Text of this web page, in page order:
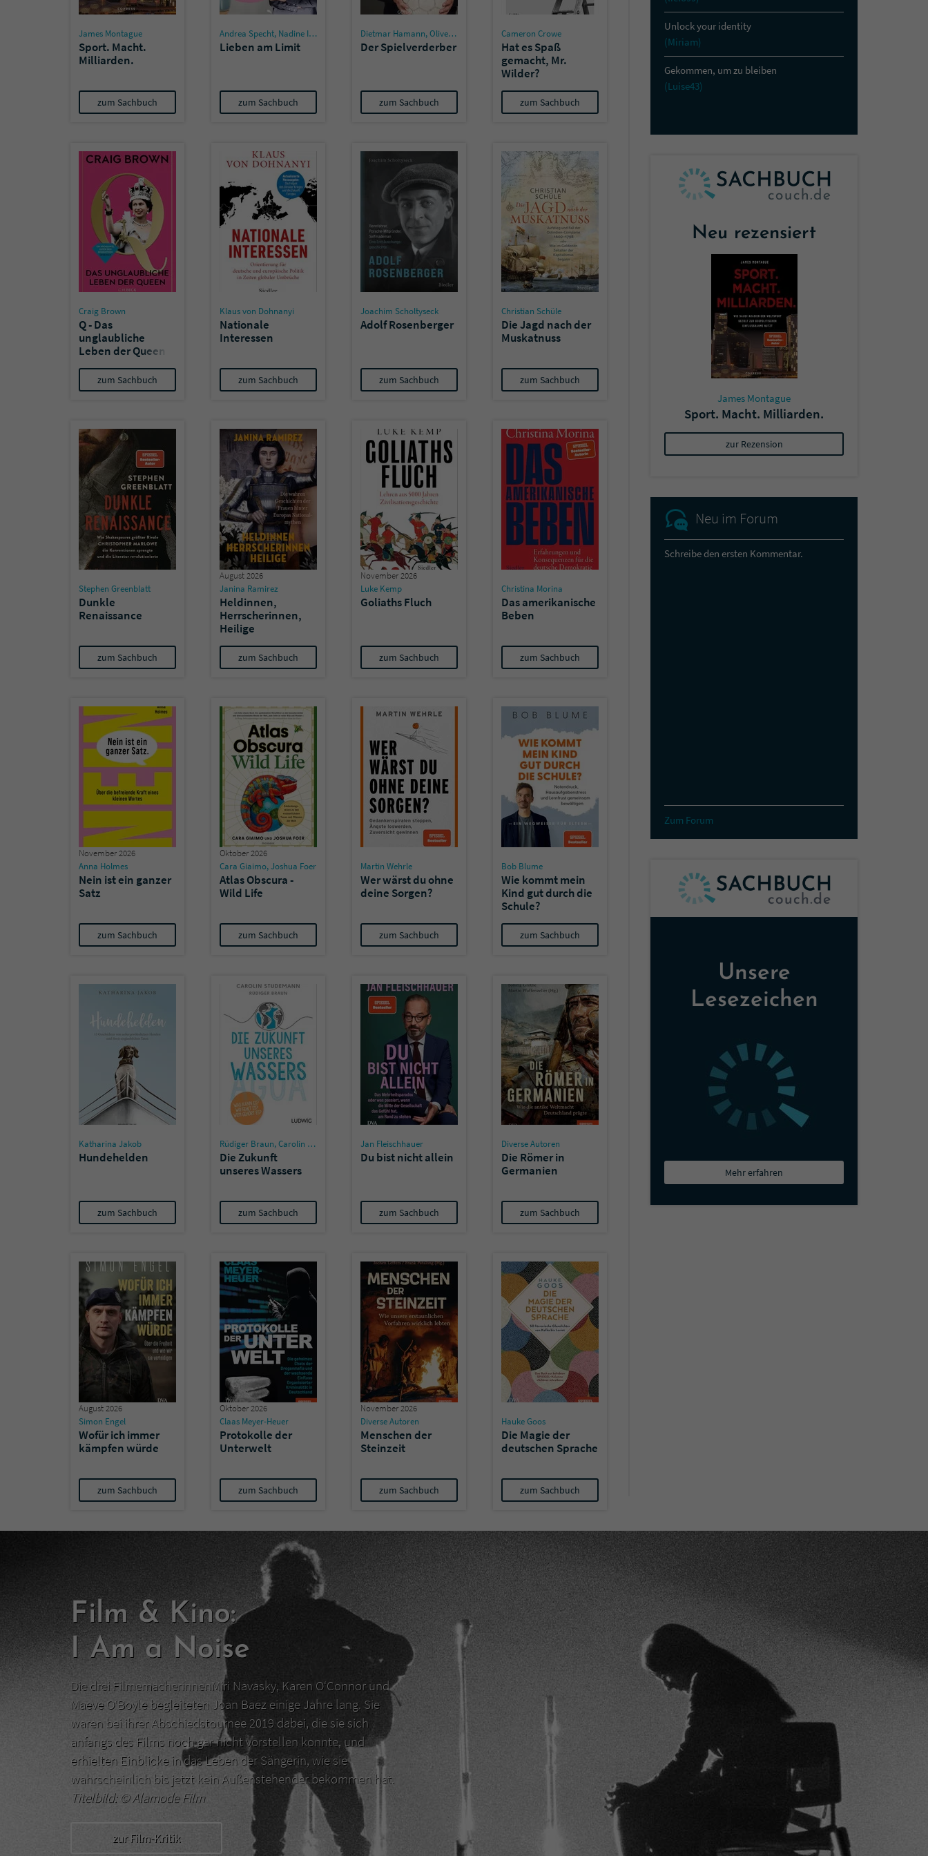
James Montague
Sport. Macht.
Milliarden.
zum Sachbuch
Andrea Specht, Nadine Ising
Lieben am Limit
zum Sachbuch
Dietmar Hamann,Oliver Fritsch
Der Spielverderber
zum Sachbuch
Cameron Crowe
Hat es Spaß
gemacht, Mr.
Wilder?
zum Sachbuch
Craig Brown
Q - Das
unglaubliche
Leben der Queen
zum Sachbuch
Klaus von Dohnanyi
Nationale
Interessen
zum Sachbuch
Joachim Scholtyseck
Adolf Rosenberger
zum Sachbuch
Christian Schüle
Die Jagd nach der
Muskatnuss
zum Sachbuch
Stephen Greenblatt
Dunkle
Renaissance
zum Sachbuch
August 2026
Janina Ramirez
Heldinnen,
Herrscherinnen,
Heilige
zum Sachbuch
November 2026
Luke Kemp
Goliaths Fluch
zum Sachbuch
Christina Morina
Das amerikanische
Beben
zum Sachbuch
November 2026
Anna Holmes
Nein ist ein ganzer
Satz
zum Sachbuch
Oktober 2026
Cara Giaimo,Joshua Foer
Atlas Obscura -
Wild Life
zum Sachbuch
Martin Wehrle
Wer wärst du ohne
deine Sorgen?
zum Sachbuch
Bob Blume
Wie kommt mein
Kind gut durch die
Schule?
zum Sachbuch
Katharina Jakob
Hundehelden
zum Sachbuch
Rüdiger Braun,Carolin Stüdemann
Die Zukunft
unseres Wassers
zum Sachbuch
Jan Fleischhauer
Du bist nicht allein
zum Sachbuch
Diverse Autoren
Die Römer in
Germanien
zum Sachbuch
August 2026
Simon Engel
Wofür ich immer
kämpfen würde
zum Sachbuch
Oktober 2026
Claas Meyer-Heuer
Protokolle der
Unterwelt
zum Sachbuch
November 2026
Diverse Autoren
Menschen der
Steinzeit
zum Sachbuch
Hauke Goos
Die Magie der
deutschen Sprache
zum Sachbuch
Unlock your identity
(Miriam)
Gekommen, um zu bleiben
(Luise43)
Neu rezensiert
James Montague
Sport. Macht. Milliarden.
zur Rezension
Neu im Forum
Schreibe den ersten Kommentar.
Zum Forum
Unsere
Lesezeichen
Mehr erfahren
Film & Kino:
I Am a Noise
Die drei FilmemacherinnenMiri Navasky, Karen O‘Connor und
Maeve O‘Boyle begleiteten Joan Baez einige Jahre lang. Sie
waren bei ihrer Abschiedstournee 2019 dabei, die sie sich
anfangs des Films noch gar nicht vorstellen konnte, und
erhielten Einblicke in das Leben der Sängerin, wie sie
wahrscheinlich bis jetzt kein Außenstehender bekommen hat.
Titelbild: ©Alamode Film
zur Film-Kritik
tx_pwcomments_ahash
Literatur-Couch Medien GmbH & Co. KG
1 Jahr
fe_typo_user
Literatur-Couch Medien GmbH & Co. KG
Session
Dieses Cookie gewährleistet die Kommunikation der
Webseite mit dem Benutzer. Es wird benötigt um z. B.
überprüfen.